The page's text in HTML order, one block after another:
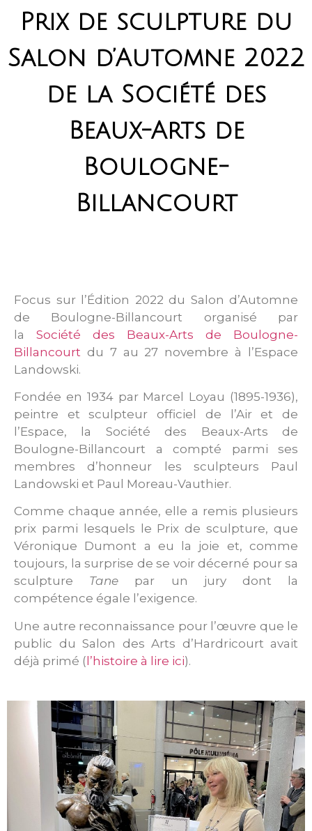
Prix de sculpture du
Salon d’Automne 2022
de la Société des
Beaux-Arts de
Boulogne-
Billancourt
Focus sur l’Édition 2022 du Salon d’Automne
de Boulogne-Billancourt organisé par
la Société des Beaux-Arts de Boulogne-
Billancourt du 7 au 27 novembre à l’Espace
Landowski.
Fondée en 1934 par Marcel Loyau (1895-1936),
peintre et sculpteur officiel de l’Air et de
l’Espace, la Société des Beaux-Arts de
Boulogne-Billancourt a compté parmi ses
membres d’honneur les sculpteurs Paul
Landowski et Paul Moreau-Vauthier.
Comme chaque année, elle a remis plusieurs
prix parmi lesquels le Prix de sculpture, que
Véronique Dumont a eu la joie et, comme
toujours, la surprise de se voir décerné pour sa
sculpture Tane par un jury dont la
compétence égale l’exigence.
Une autre reconnaissance pour l’œuvre que le
public du Salon des Arts d’Hardricourt avait
déjà primé (l’histoire à lire ici).